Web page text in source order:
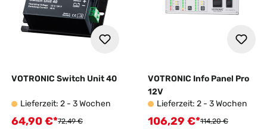
VOTRONIC Switch Unit 40
Lieferzeit: 2 - 3 Wochen
Verkaufspreis:
64,90 €*Regulärer Preis:
72,49 €
VOTRONIC Info Panel Pro
12V
Lieferzeit: 2 - 3 Wochen
Verkaufspreis:
106,29 €*Regulärer Preis:
114,20 €